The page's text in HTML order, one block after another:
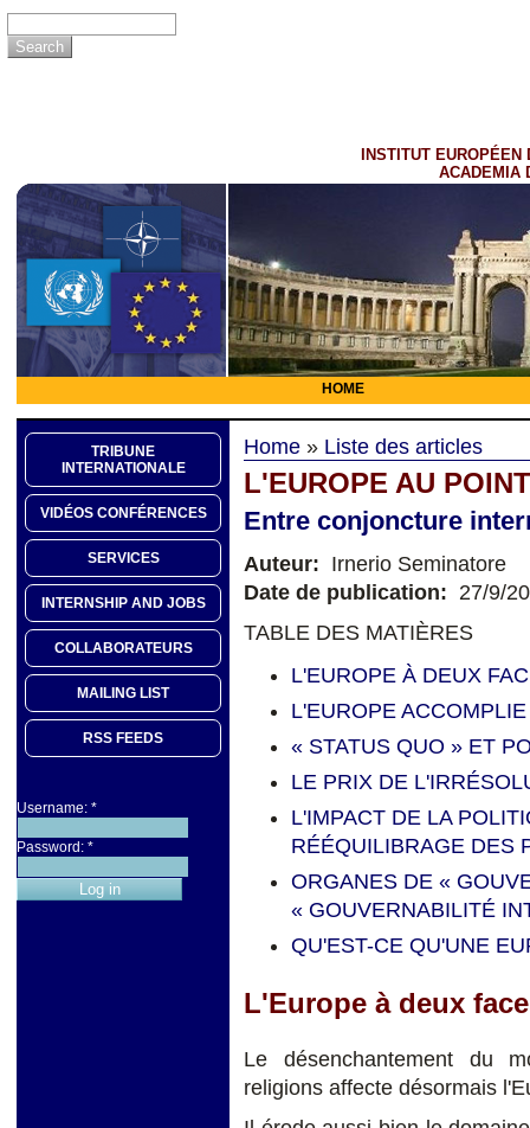
INSTITUT EUROPÉEN
ACADEMIA
HOME
TRIBUNE
INTERNATIONALE
VIDÉOS CONFÉRENCES
SERVICES
INTERNSHIP AND JOBS
COLLABORATEURS
MAILING LIST
RSS FEEDS
Username: *
Password: *
Home » Liste des articles
L'EUROPE AU
Entre conjoncture
Auteur: Irnerio Seminatore
Date de publication: 27/9/
TABLE DES MATIÈRES
L'EUROPE À DEUX
L'EUROPE ACCOMPLIE
« STATUS QUO » ET
LE PRIX DE
L'IMPACT DE LA
RÉÉQUILIBRAGE DES
ORGANES DE «
« GOUVERNABILITÉ
QU'EST-CE QU'UNE
L'Europe à deux
Le désenchantement du
religions affecte désormais